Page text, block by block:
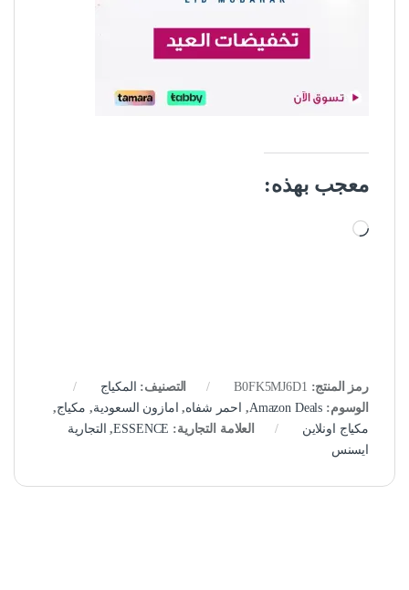
معجب بهذه:
جاري التحميل…
رمز المنتج: B0FK5MJ6D1 التصنيف: المكياج
الوسوم: Amazon Deals
, احمر شفاه, امازون السعودية, مكياج,
مكياج اونلاين
العلامة التجارية: ESSENCE
, التجارية
ايسنس